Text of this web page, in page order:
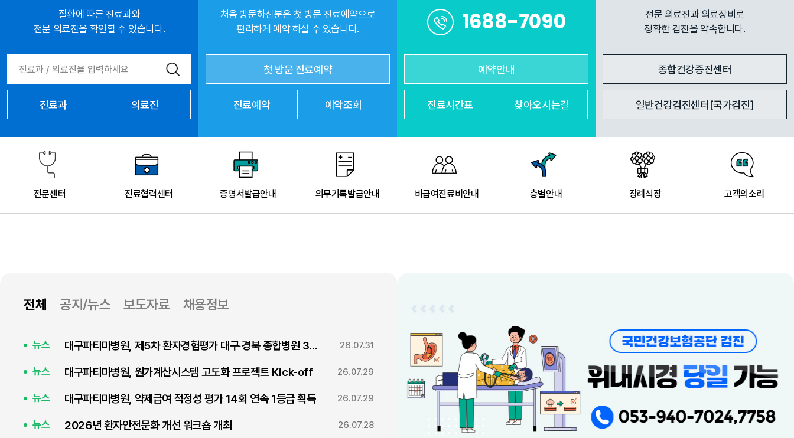
질환에 따른 진료과와
전문 의료진을 확인할 수 있습니다.
진료과 의료진
처음 방문하신분은 첫 방문 진료예약으로
편리하게 예약 하실 수 있습니다.
첫 방문 진료예약
진료예약 예약조회
1688-7090
예약안내
진료시간표 찾아오시는길
전문 의료진과 의료장비로
정확한 검진을 약속합니다.
종합건강증진센터
일반건강검진센터[국가검진]
전문센터 진료협력센터 증명서발급안내 의무기록발급안내 비급여진료비안내 층별안내 장례식장 고객의소리
전체
뉴스 대구파티마병원, 제5차 환자경험평가 대구·경북 종합병원 3회 연속 1위 26.07.31
뉴스 대구파티마병원, 원가계산시스템 고도화 프로젝트 Kick-off 26.07.29
뉴스 대구파티마병원, 약제급여 적정성 평가 14회 연속 1등급 획득 26.07.29
뉴스 2026년 환자안전문화 개선 워크숍 개최 26.07.28
공지/뉴스 보도자료 채용정보